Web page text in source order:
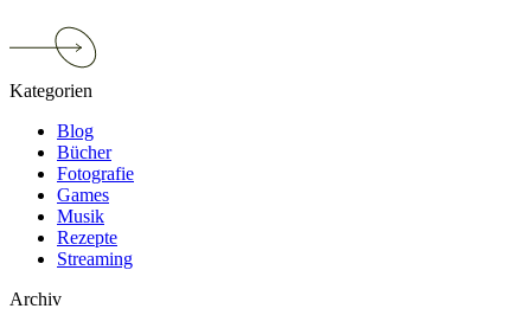
Kategorien
Blog
Bücher
Fotografie
Games
Musik
Rezepte
Streaming
Archiv